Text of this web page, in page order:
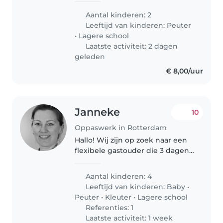
naar een oppas die af en toe een
middag of avond kan oppassen
Aantal kinderen: 2
Leeftijd van kinderen: Peuter
• Lagere school
Laatste activiteit: 2 dagen
geleden
€ 8,00/uur
Janneke
Oppaswerk in Rotterdam
10
Hallo! Wij zijn op zoek naar een
flexibele gastouder die 3 dagen
van 10, 8, 6 en 4 jaar! we hebben
nu een su pair, zij..
Aantal kinderen: 4
Leeftijd van kinderen: Baby •
Peuter • Kleuter • Lagere school
Referenties: 1
Laatste activiteit: 1 week